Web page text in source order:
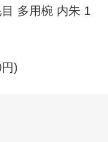
多用椀 内朱 1
)